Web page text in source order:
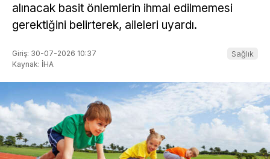
alınacak basit önlemlerin ihmal edilmemesi
gerektiğini belirterek, aileleri uyardı.
Giriş: 30-07-2026 10:37
Kaynak: İHA
Sağlık